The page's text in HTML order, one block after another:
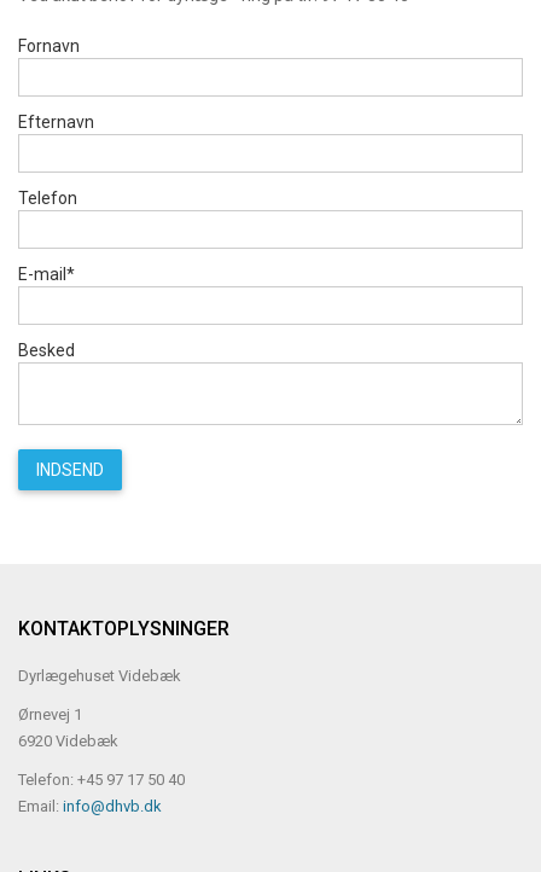
Fornavn
Efternavn
Telefon
E-mail*
Besked
KONTAKTOPLYSNINGER
Dyrlægehuset Videbæk
Ørnevej 1
6920 Videbæk
Telefon: +45 97 17 50 40
Email: info@dhvb.dk